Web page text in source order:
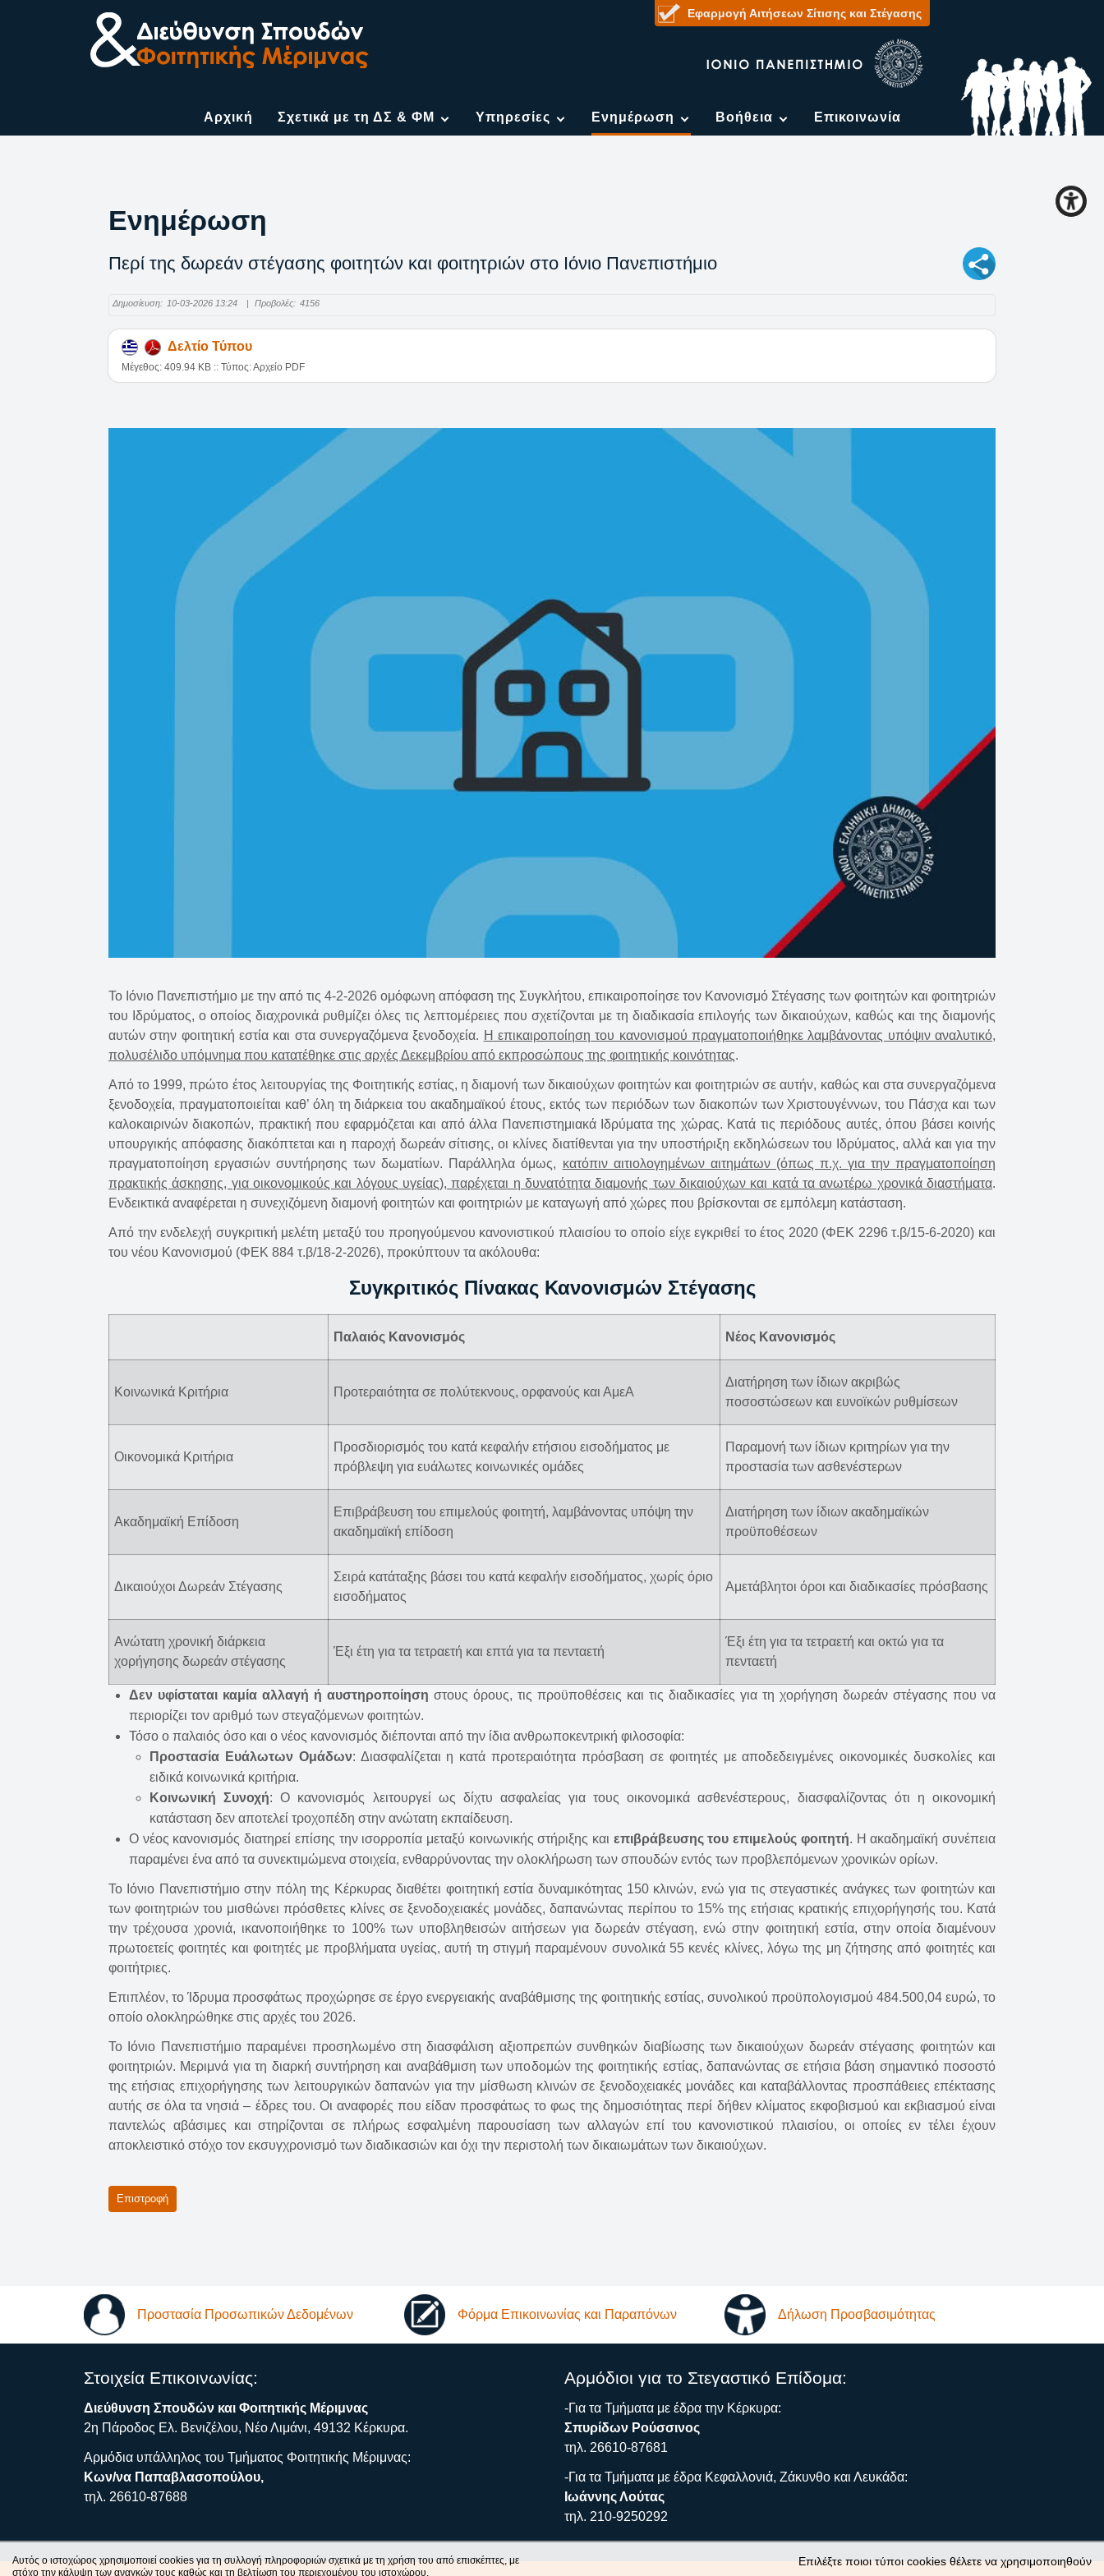
Εφαρμογή Αιτήσεων Σίτισης και Στέγασης
Αρχική Σχετικά με τη ΔΣ & ΦΜ Υπηρεσίες Ενημέρωση Βοήθεια Επικοινωνία
Ενημέρωση
Περί της δωρεάν στέγασης φοιτητών και φοιτητριών στο Ιόνιο Πανεπιστήμιο
Δημοσίευση: 10-03-2026 13:24 | Προβολές: 4156
Δελτίο Τύπου
Mέγεθος: 409.94 KB :: Τύπος: Αρχείο PDF
Το Ιόνιο Πανεπιστήμιο με την από τις 4-2-2026 ομόφωνη απόφαση της Συγκλήτου, επικαιροποίησε τον Κανονισμό Στέγασης των φοιτητών και φοιτητριών
του Ιδρύματος, ο οποίος διαχρονικά ρυθμίζει όλες τις λεπτομέρειες που σχετίζονται με τη διαδικασία επιλογής των δικαιούχων, καθώς και της διαμονής
αυτών στην φοιτητική εστία και στα συνεργαζόμενα ξενοδοχεία. H επικαιροποίηση του κανονισμού πραγματοποιήθηκε λαμβάνοντας υπόψιν αναλυτικό,
πολυσέλιδο υπόμνημα που κατατέθηκε στις αρχές Δεκεμβρίου από εκπροσώπους της φοιτητικής κοινότητας.
Από το 1999, πρώτο έτος λειτουργίας της Φοιτητικής εστίας, η διαμονή των δικαιούχων φοιτητών και φοιτητριών σε αυτήν, καθώς και στα συνεργαζόμενα
ξενοδοχεία, πραγματοποιείται καθ’ όλη τη διάρκεια του ακαδημαϊκού έτους, εκτός των περιόδων των διακοπών των Χριστουγέννων, του Πάσχα και των
καλοκαιρινών διακοπών, πρακτική που εφαρμόζεται και από άλλα Πανεπιστημιακά Ιδρύματα της χώρας. Κατά τις περιόδους αυτές, όπου βάσει κοινής
υπουργικής απόφασης διακόπτεται και η παροχή δωρεάν σίτισης, οι κλίνες διατίθενται για την υποστήριξη εκδηλώσεων του Ιδρύματος, αλλά και για την
πραγματοποίηση εργασιών συντήρησης των δωματίων. Παράλληλα όμως, κατόπιν αιτιολογημένων αιτημάτων (όπως π.χ. για την πραγματοποίηση
πρακτικής άσκησης, για οικονομικούς και λόγους υγείας), παρέχεται η δυνατότητα διαμονής των δικαιούχων και κατά τα ανωτέρω χρονικά διαστήματα.
Ενδεικτικά αναφέρεται η συνεχιζόμενη διαμονή φοιτητών και φοιτητριών με καταγωγή από χώρες που βρίσκονται σε εμπόλεμη κατάσταση.
Από την ενδελεχή συγκριτική μελέτη μεταξύ του προηγούμενου κανονιστικού πλαισίου το οποίο είχε εγκριθεί το έτος 2020 (ΦΕΚ 2296 τ.β/15-6-2020) και
του νέου Κανονισμού (ΦΕΚ 884 τ.β/18-2-2026), προκύπτουν τα ακόλουθα:
Συγκριτικός Πίνακας Κανονισμών Στέγασης
Παλαιός Κανονισμός Νέος Κανονισμός
Κοινωνικά Κριτήρια Προτεραιότητα σε πολύτεκνους, ορφανούς και ΑμεΑ
Διατήρηση των ίδιων ακριβώς
ποσοστώσεων και ευνοϊκών ρυθμίσεων
Οικονομικά Κριτήρια
Προσδιορισμός του κατά κεφαλήν ετήσιου εισοδήματος με
πρόβλεψη για ευάλωτες κοινωνικές ομάδες
Παραμονή των ίδιων κριτηρίων για την
προστασία των ασθενέστερων
Ακαδημαϊκή Επίδοση
Επιβράβευση του επιμελούς φοιτητή, λαμβάνοντας υπόψη την
ακαδημαϊκή επίδοση
Διατήρηση των ίδιων ακαδημαϊκών
προϋποθέσεων
Δικαιούχοι Δωρεάν Στέγασης
Σειρά κατάταξης βάσει του κατά κεφαλήν εισοδήματος, χωρίς όριο
εισοδήματος
Αμετάβλητοι όροι και διαδικασίες πρόσβασης
Ανώτατη χρονική διάρκεια
χορήγησης δωρεάν στέγασης
Έξι έτη για τα τετραετή και επτά για τα πενταετή
Έξι έτη για τα τετραετή και οκτώ για τα
πενταετή
Δεν υφίσταται καμία αλλαγή ή αυστηροποίηση στους όρους, τις προϋποθέσεις και τις διαδικασίες για τη χορήγηση δωρεάν στέγασης που να
περιορίζει τον αριθμό των στεγαζόμενων φοιτητών.
Τόσο ο παλαιός όσο και ο νέος κανονισμός διέπονται από την ίδια ανθρωποκεντρική φιλοσοφία:
Προστασία Ευάλωτων Ομάδων: Διασφαλίζεται η κατά προτεραιότητα πρόσβαση σε φοιτητές με αποδεδειγμένες οικονομικές δυσκολίες και
ειδικά κοινωνικά κριτήρια.
Κοινωνική Συνοχή: Ο κανονισμός λειτουργεί ως δίχτυ ασφαλείας για τους οικονομικά ασθενέστερους, διασφαλίζοντας ότι η οικονομική
κατάσταση δεν αποτελεί τροχοπέδη στην ανώτατη εκπαίδευση.
Ο νέος κανονισμός διατηρεί επίσης την ισορροπία μεταξύ κοινωνικής στήριξης και επιβράβευσης του επιμελούς φοιτητή. Η ακαδημαϊκή συνέπεια
παραμένει ένα από τα συνεκτιμώμενα στοιχεία, ενθαρρύνοντας την ολοκλήρωση των σπουδών εντός των προβλεπόμενων χρονικών ορίων.
To Ιόνιο Πανεπιστήμιο στην πόλη της Κέρκυρας διαθέτει φοιτητική εστία δυναμικότητας 150 κλινών, ενώ για τις στεγαστικές ανάγκες των φοιτητών και
των φοιτητριών του μισθώνει πρόσθετες κλίνες σε ξενοδοχειακές μονάδες, δαπανώντας περίπου το 15% της ετήσιας κρατικής επιχορήγησής του. Κατά
την τρέχουσα χρονιά, ικανοποιήθηκε το 100% των υποβληθεισών αιτήσεων για δωρεάν στέγαση, ενώ στην φοιτητική εστία, στην οποία διαμένουν
πρωτοετείς φοιτητές και φοιτητές με προβλήματα υγείας, αυτή τη στιγμή παραμένουν συνολικά 55 κενές κλίνες, λόγω της μη ζήτησης από φοιτητές και
φοιτήτριες.
Επιπλέον, το Ίδρυμα προσφάτως προχώρησε σε έργο ενεργειακής αναβάθμισης της φοιτητικής εστίας, συνολικού προϋπολογισμού 484.500,04 ευρώ, το
οποίο ολοκληρώθηκε στις αρχές του 2026.
Το Ιόνιο Πανεπιστήμιο παραμένει προσηλωμένο στη διασφάλιση αξιοπρεπών συνθηκών διαβίωσης των δικαιούχων δωρεάν στέγασης φοιτητών και
φοιτητριών. Μεριμνά για τη διαρκή συντήρηση και αναβάθμιση των υποδομών της φοιτητικής εστίας, δαπανώντας σε ετήσια βάση σημαντικό ποσοστό
της ετήσιας επιχορήγησης των λειτουργικών δαπανών για την μίσθωση κλινών σε ξενοδοχειακές μονάδες και καταβάλλοντας προσπάθειες επέκτασης
αυτής σε όλα τα νησιά – έδρες του. Οι αναφορές που είδαν προσφάτως το φως της δημοσιότητας περί δήθεν κλίματος εκφοβισμού και εκβιασμού είναι
παντελώς αβάσιμες και στηρίζονται σε πλήρως εσφαλμένη παρουσίαση των αλλαγών επί του κανονιστικού πλαισίου, οι οποίες εν τέλει έχουν
αποκλειστικό στόχο τον εκσυγχρονισμό των διαδικασιών και όχι την περιστολή των δικαιωμάτων των δικαιούχων.
Επιστροφή
Προστασία Προσωπικών Δεδομένων Φόρμα Επικοινωνίας και Παραπόνων Δήλωση Προσβασιμότητας
Στοιχεία Επικοινωνίας:
Διεύθυνση Σπουδών και Φοιτητικής Μέριμνας
2η Πάροδος Ελ. Βενιζέλου, Νέο Λιμάνι, 49132 Κέρκυρα.
Αρμόδια υπάλληλος του Τμήματος Φοιτητικής Μέριμνας:
Κων/να Παπαβλασοπούλου,
τηλ. 26610-87688
Αρμόδιοι για το Στεγαστικό Επίδομα:
-Για τα Τμήματα με έδρα την Κέρκυρα:
Σπυρίδων Ρούσσινος
τηλ. 26610-87681
-Για τα Τμήματα με έδρα Κεφαλλονιά, Ζάκυνθο και Λευκάδα:
Ιωάννης Λούτας
τηλ. 210-9250292
Αυτός ο ιστοχώρος χρησιμοποιεί cookies για τη συλλογή πληροφοριών σχετικά με τη χρήση του από επισκέπτες, με
στόχο την κάλυψη των αναγκών τους καθώς και τη βελτίωση του περιεχομένου του ιστοχώρου.
Επιλέξτε ποιοι τύποι cookies θέλετε να χρησιμοποιηθούν